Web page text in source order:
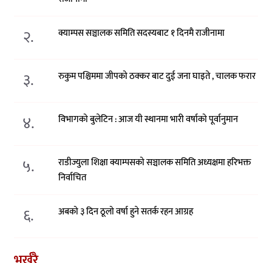
२. क्याम्पस सञ्चालक समिति सदस्यबाट १ दिनमै राजीनामा
३. रुकुम पश्चिममा जीपको ठक्कर बाट दुई जना घाइते , चालक फरार
४. विभागको बुलेटिन : आज यी स्थानमा भारी वर्षाको पूर्वानुमान
५.
राडीज्युला शिक्षा क्याम्पसको सञ्चालक समिति अध्यक्षमा हरिभक्त
निर्वाचित
६. अबको ३ दिन ठूलो वर्षा हुने सतर्क रहन आग्रह